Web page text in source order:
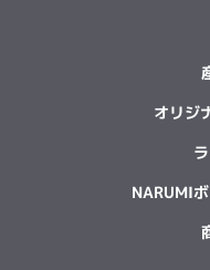
オリジ
NARUMI